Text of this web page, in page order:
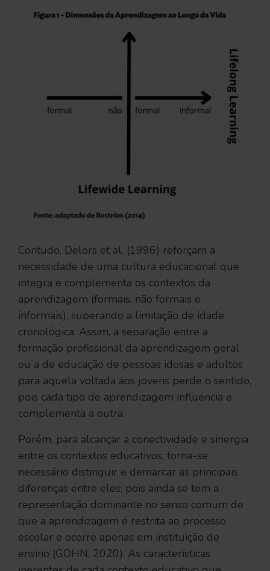
Contudo, Delors et al. (1996) reforçam a
necessidade de uma cultura educacional que
integra e complementa os contextos da
aprendizagem (formais, não formais e
informais), superando a limitação de idade
cronológica. Assim, a separação entre a
formação profissional da aprendizagem geral
ou a de educação de pessoas idosas e adultos
para aquela voltada aos jovens perde o sentido,
pois cada tipo de aprendizagem influencia e
complementa a outra.
Porém, para alcançar a conectividade e sinergia
entre os contextos educativos, torna-se
necessário distinguir e demarcar as principais
diferenças entre eles; pois ainda se tem a
representação dominante no senso comum de
que a aprendizagem é restrita ao processo
escolar e ocorre apenas em instituição de
ensino (GOHN, 2020). As características